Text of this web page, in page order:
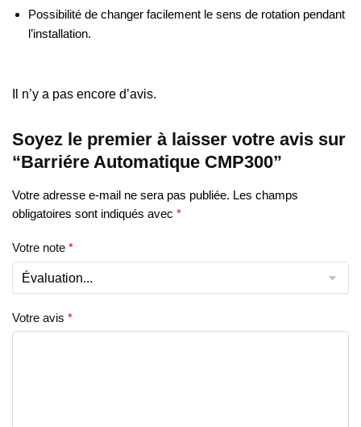
Possibilité de changer facilement le sens de rotation pendant
l’installation.
Il n’y a pas encore d’avis.
Soyez le premier à laisser votre avis sur
“Barriére Automatique CMP300”
Votre adresse e-mail ne sera pas publiée. Les champs
obligatoires sont indiqués avec *
Votre note *
Votre avis *